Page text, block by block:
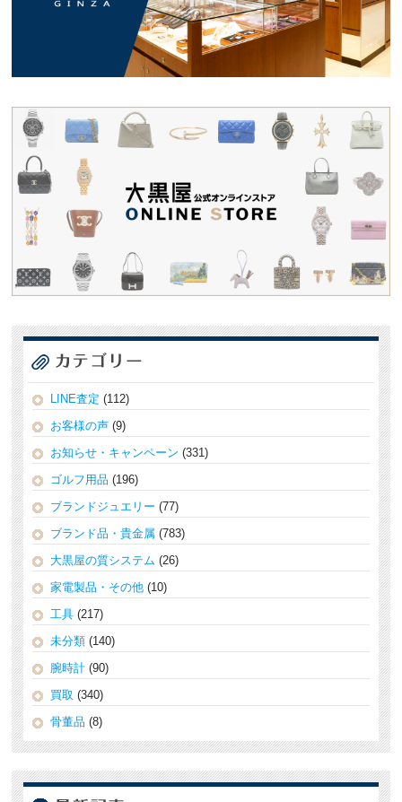
LINE査定 (112)
お客様の声 (9)
お知らせ・キャンペーン (331)
ゴルフ用品 (196)
ブランドジュエリー (77)
ブランド品・貴金属 (783)
大黒屋の質システム (26)
家電製品・その他 (10)
工具 (217)
未分類 (140)
腕時計 (90)
買取 (340)
骨董品 (8)